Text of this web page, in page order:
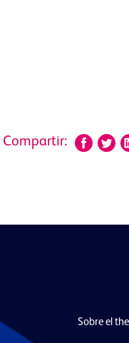
Compartir:
Sobre el